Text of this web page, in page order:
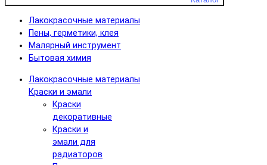
Лакокрасочные материалы
Пены, герметики, клея
Малярный инструмент
Бытовая химия
Лакокрасочные материалы
Краски и эмали
Краски
декоративные
Краски и
эмали для
радиаторов